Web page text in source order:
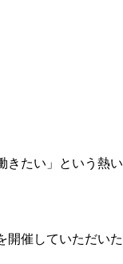
きたい」という熱い
開催していただいた